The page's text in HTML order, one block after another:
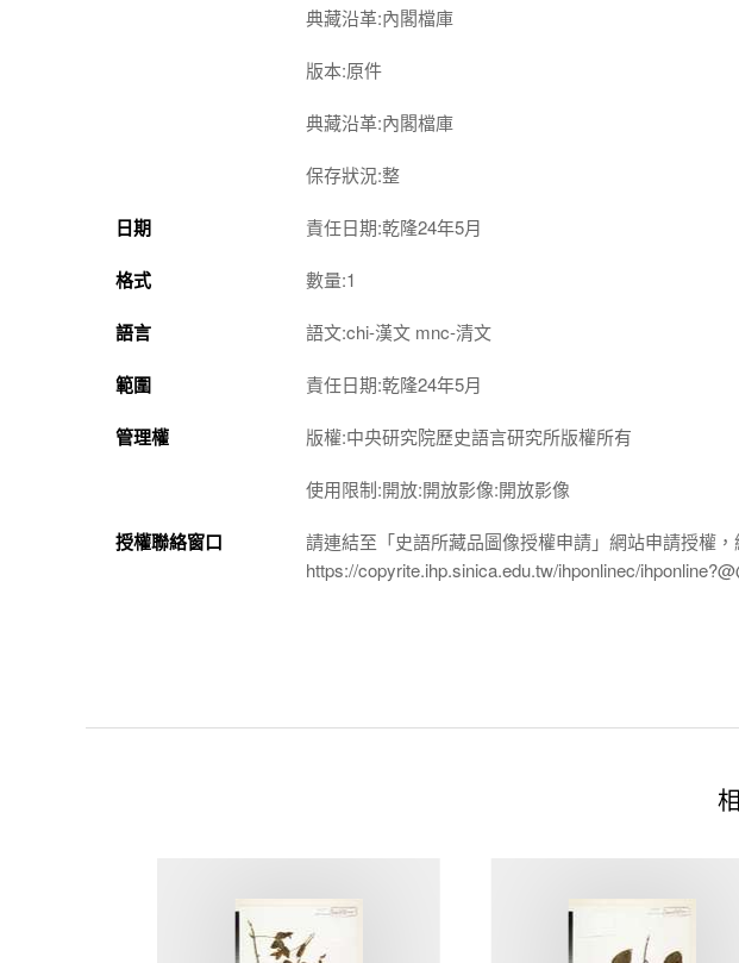
典藏沿革:內閣檔庫
版本:原件
典藏沿革:內閣檔庫
保存狀況:整
日期 責任日期:乾隆24年5月
格式 數量:1
語言 語文:chi-漢文 mnc-清文
範圍 責任日期:乾隆24年5月
管理權 版權:中央研究院歷史語言研究所版權所有
使用限制:開放:開放影像:開放影像
授權聯絡窗口
請連結至「史語所藏品圖像授權申請」網站申請授權，
https://copyrite.ihp.sinica.edu.tw/ihponlinec/